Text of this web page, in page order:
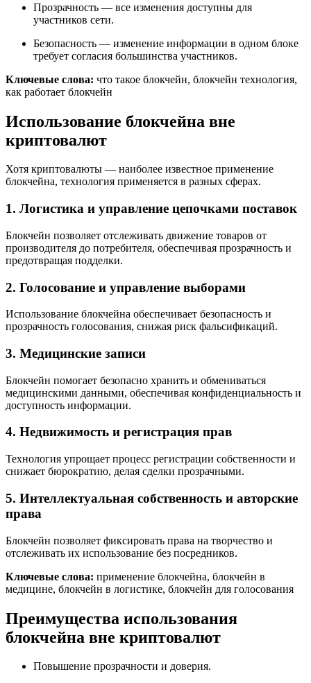
Прозрачность — все изменения доступны для
участников сети.
Безопасность — изменение информации в одном блоке
требует согласия большинства участников.
Ключевые слова: что такое блокчейн, блокчейн технология,
как работает блокчейн
Использование блокчейна вне
криптовалют
Хотя криптовалюты — наиболее известное применение
блокчейна, технология применяется в разных сферах.
1. Логистика и управление цепочками поставок
Блокчейн позволяет отслеживать движение товаров от
производителя до потребителя, обеспечивая прозрачность и
предотвращая подделки.
2. Голосование и управление выборами
Использование блокчейна обеспечивает безопасность и
прозрачность голосования, снижая риск фальсификаций.
3. Медицинские записи
Блокчейн помогает безопасно хранить и обмениваться
медицинскими данными, обеспечивая конфиденциальность и
доступность информации.
4. Недвижимость и регистрация прав
Технология упрощает процесс регистрации собственности и
снижает бюрократию, делая сделки прозрачными.
5. Интеллектуальная собственность и авторские
права
Блокчейн позволяет фиксировать права на творчество и
отслеживать их использование без посредников.
Ключевые слова: применение блокчейна, блокчейн в
медицине, блокчейн в логистике, блокчейн для голосования
Преимущества использования
блокчейна вне криптовалют
Повышение прозрачности и доверия.